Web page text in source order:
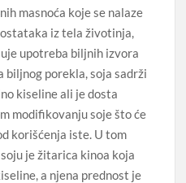
masnoća koje se nalaze
iz tela životinja,
upotreba biljnih izvora
biljnog porekla, soja sadrži
kiseline ali je dosta
modifikovanju soje što će
korišćenja iste. U tom
je žitarica kinoa koja
a njena prednost je